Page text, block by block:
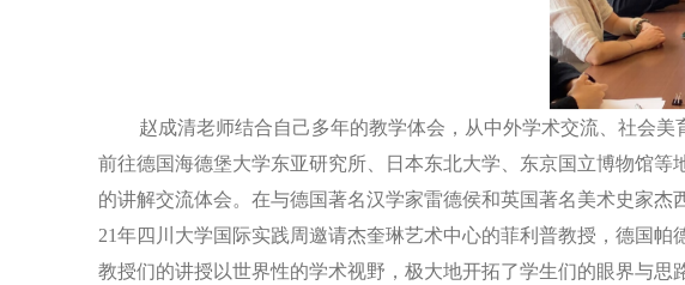
赵成清老师结合自己多年的教学体会，从中外学术交流、社会
前往德国海德堡大学东亚研究所、日本东北大学、东京国立博物馆
的讲解交流体会。在与德国著名汉学家雷德侯和英国著名美术史家杰
21年四川大学国际实践周邀请杰奎琳艺术中心的菲利普教授，德国帕
教授们的讲授 以世界性的学术视野，极大地开拓了学生们的眼界与思